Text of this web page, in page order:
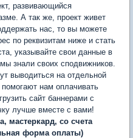
развивающийся
А так же, проект живет
нас, то вы можете
по реквизитам ниже и стать
указывайте свои данные в
знали своих сподвижников.
выводиться на отдельной
нам оплачивать
сайт баннерами с
лучше вместе с вами!
со счета
форма оплаты)